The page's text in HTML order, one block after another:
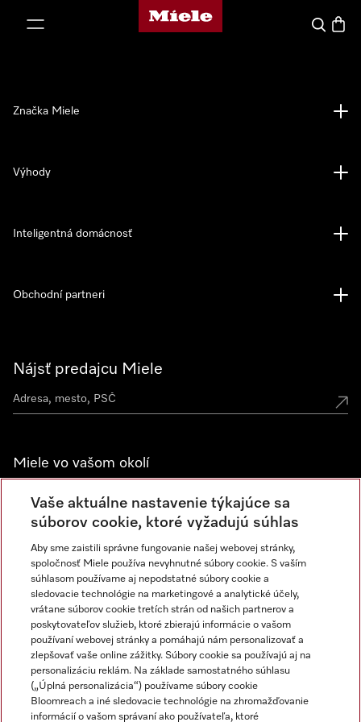
Domovská stránka spoločnosti Miele
Hľadať
Nájsť predajcu Miele
Miele vo vašom okolí
Spoznajte predajne Miele
Newsletter
Značka Miele
Výhody
Inteligentná domácnosť
Obchodní partneri
Miele na Instagrame
Miele na YouTube
Vaše aktuálne nastavenie týkajúce sa
súborov cookie, ktoré vyžadujú súhlas
Aby sme zaistili správne fungovanie našej webovej stránky,
spoločnosť Miele používa nevyhnutné súbory cookie. S vaším
súhlasom používame aj nepodstatné súbory cookie a
sledovacie technológie na marketingové a analytické účely,
vrátane súborov cookie tretích strán od našich partnerov a
poskytovateľov služieb, ktoré zbierajú informácie o vašom
používaní webovej stránky a pomáhajú nám personalizovať a
zlepšovať vaše online zážitky. Súbory cookie sa používajú aj na
personalizáciu reklám. Na základe samostatného súhlasu
(„Úplná personalizácia“) používame súbory cookie
Bloomreach a iné sledovacie technológie na zhromažďovanie
informácií o vašom správaní ako používateľa, ktoré